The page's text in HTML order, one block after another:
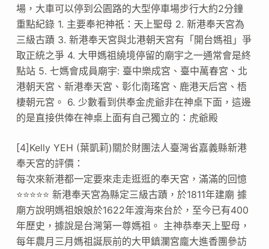
場，大車可以停到公園路的大型停車場步行大約2分鐘
重點紀錄 1. 主要奉祀神祇：天上聖母 2. 新港奉天宮為
三級古蹟 3. 新港奉天宮與北港朝天宮有「開台媽祖」爭
取正統之爭 4. 大甲媽祖繞境停留的廟宇之一通常會是終
點站 5. 七媽會成員廟宇: 臺中樂成宮、臺中萬春宮、北
港朝天宮、新港奉天宮、彰化南瑤宮、鹿港天后宮、梧
棲朝元宮。 6. 少數看到供奉金虎爺非在神桌下面，這邊
的是直接供俸在神桌上面有自己獨立的：虎爺殿
[4]Kelly YEH (葉凱莉)關於財團法人臺灣省嘉義縣新港
奉天宮的評價：
每次來新港都一定要來走走逛逛的奉天宮，滿滿的回憶
⭐️⭐️⭐️⭐️⭐️ 新港奉天宮為縣定三級古蹟，於1811年建廟 據
廟方說明媽祖娘娘於1622年渡海來台於，至今已有400
年歷史，據說是台灣第一尊媽祖。 主神恭奉天上聖母，
每年農月三月媽祖誕辰前的大甲鎮瀾宮龐大進香團參訪